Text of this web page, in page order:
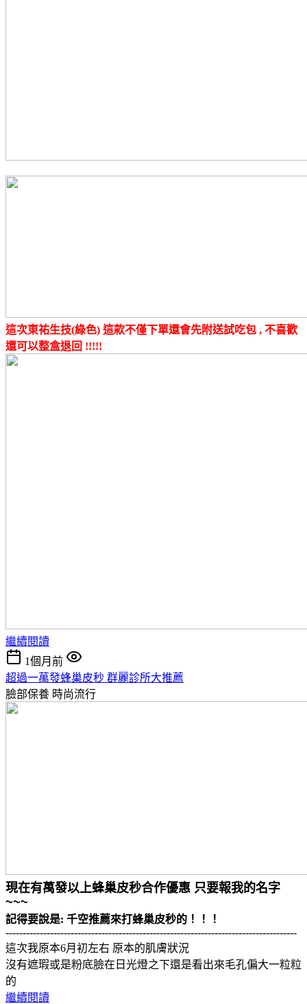
這次東祐生技(綠色) 這款不僅下單還會先附送試吃包 , 不喜歡
還可以整盒退回 !!!!!
繼續閱讀
1個月前
超過一萬發蜂巢皮秒 群麗診所大推薦
臉部保養 時尚流行
現在有萬發以上蜂巢皮秒合作優惠 只要報我的名字
~~~
記得要說是: 千空推薦來打蜂巢皮秒的！！！
-------------------------------------------------------------------------------------
這次我原本6月初左右 原本的肌膚狀況
沒有遮瑕或是粉底臉在日光燈之下還是看出來毛孔偏大一粒粒
的
繼續閱讀